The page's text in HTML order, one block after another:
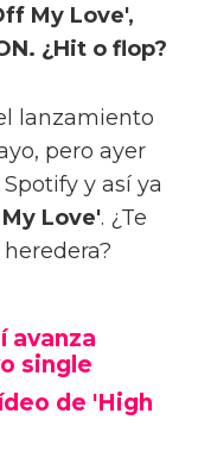
My Love',
¿Hit o flop?
lanzamiento
pero ayer
y así ya
Love'. ¿Te
avanza
single
de 'High